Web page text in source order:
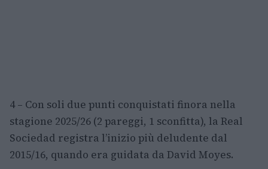
4 – Con soli due punti conquistati finora nella
stagione 2025/26 (2 pareggi, 1 sconfitta), la Real
Sociedad registra l’inizio più deludente dal
2015/16, quando era guidata da David Moyes.